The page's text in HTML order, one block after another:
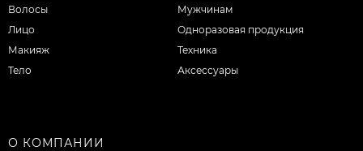
Волосы
Лицо
Макияж
Тело
Мужчинам
Одноразовая продукция
Техника
Аксессуары
О КОМПАНИИ